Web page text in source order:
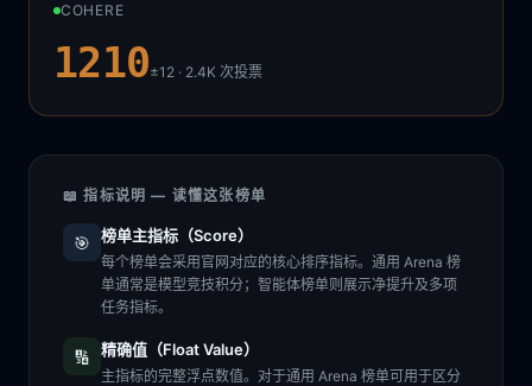
COHERE
1210±12 · 2.4K次投票
📖 指标说明 — 读懂这张榜单
🎯 榜单主指标（Score）
每个榜单会采用官网对应的核心排序指标。通用 Arena 榜
单通常是模型竞技积分；智能体榜单则展示净提升及多项
任务指标。
🔢 精确值（Float Value）
主指标的完整浮点数值。对于通用 Arena 榜单可用于区分